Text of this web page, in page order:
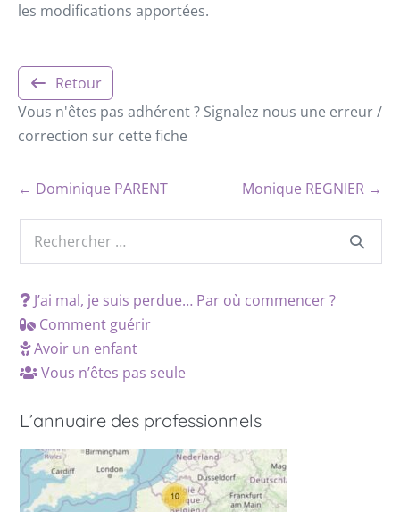
les modifications apportées.
Retour
Vous n'êtes pas adhérent ? Signalez nous une erreur /
correction sur cette fiche
← Dominique PARENT Monique REGNIER →
J’ai mal, je suis perdue… Par où commencer ?
Comment guérir
Avoir un enfant
Vous n’êtes pas seule
L’annuaire des professionnels